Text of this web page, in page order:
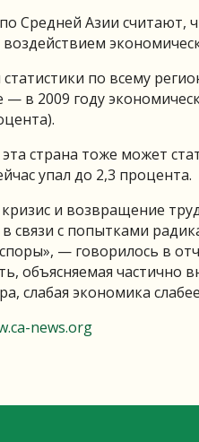
Средней Азии
по всему
в 2009 году
страна тоже может
упал до 2,3 процента.
и возвращение
связи с попытками
— говорилось в
объясняемая
слабая экономика
news.org